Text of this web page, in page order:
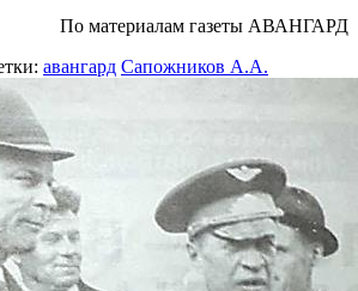
По материалам газеты АВАНГАРД
авангард Сапожников А.А.